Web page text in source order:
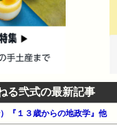
る弐式の最新記事
『１３歳からの地政学』他